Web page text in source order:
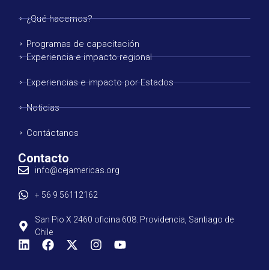
¿Qué hacemos?
Programas de capacitación
Experiencia e impacto regional
Experiencias e impacto por Estados
Noticias
Contáctanos
Contacto
info@cejamericas.org
+ 56 9 56112162
San Pio X 2460 oficina 608. Providencia, Santiago de
Chile